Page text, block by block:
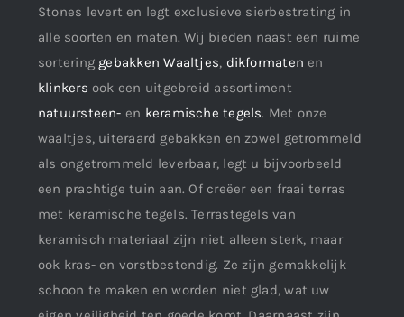
Stones levert en legt exclusieve sierbestrating in
alle soorten en maten. Wij bieden naast een ruime
sortering gebakken Waaltjes, dikformaten en
klinkers ook een uitgebreid assortiment
natuursteen- en keramische tegels. Met onze
waaltjes, uiteraard gebakken en zowel getrommeld
als ongetrommeld leverbaar, legt u bijvoorbeeld
een prachtige tuin aan. Of creëer een fraai terras
met keramische tegels. Terrastegels van
keramisch materiaal zijn niet alleen sterk, maar
ook kras- en vorstbestendig. Ze zijn gemakkelijk
schoon te maken en worden niet glad, wat uw